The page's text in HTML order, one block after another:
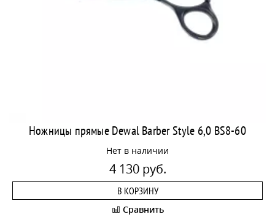
Ножницы прямые Dewal Barber Style 6,0 BS8-60
Нет в наличии
4 130 руб.
В КОРЗИНУ
Сравнить